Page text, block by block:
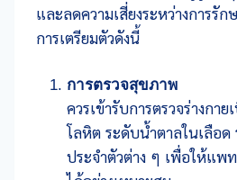
และลดความเสี่ยงระหว่างการรั
การเตรียมตัวดังนี้
การตรวจสุขภาพ
ควรเข้ารับการตรวจร่างกา
โลหิต ระดับน้ำตาลในเลือด
ประจำตัวต่าง ๆ เพื่อให้แพ